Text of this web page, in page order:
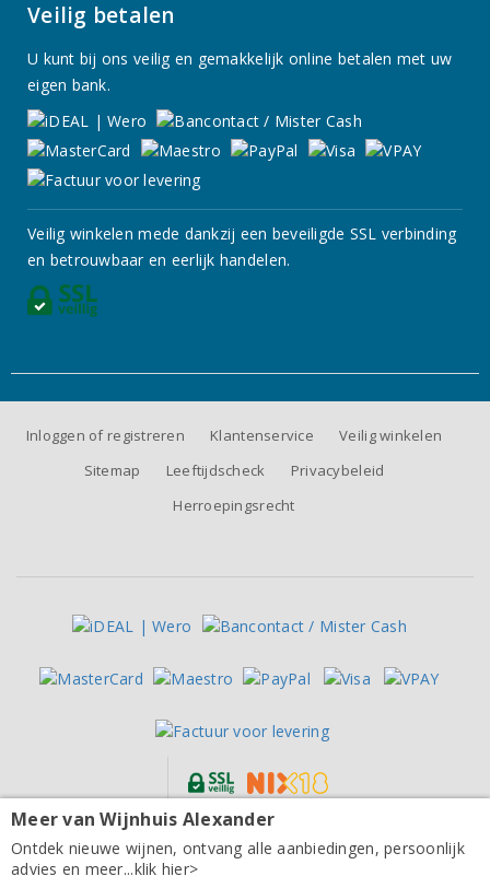
Château Palais Cardinal Saint-Émilion Grand Cru 2022
26,20per fles
Veilig betalen
U kunt bij ons veilig en gemakkelijk online betalen met uw
eigen bank.
Veilig winkelen mede dankzij een beveiligde SSL verbinding
en betrouwbaar en eerlijk handelen.
Inloggen of registreren Klantenservice
Veilig winkelen
Sitemap
Leeftijdscheck
Privacybeleid
Herroepingsrecht
Alle prijzen zijn inclusief BTW, exclusief eventuele verzendkosten.
Meer van Wijnhuis Alexander
Ontdek nieuwe wijnen, ontvang alle aanbiedingen, persoonlijk
advies en meer...klik hier>